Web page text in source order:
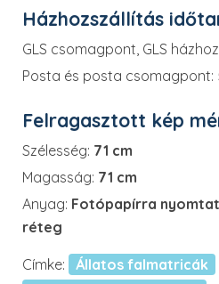
Házhozszállítás
GLS csomagpont, GLS
Posta és posta csomagpont:
Felragasztott kép
Szélesség: 71 cm
Magasság: 71 cm
Anyag: Fotópapírra
réteg
Címke:
Állatos falmatricák